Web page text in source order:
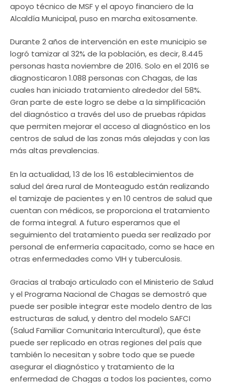
apoyo técnico de MSF y el apoyo financiero de la
Alcaldía Municipal, puso en marcha exitosamente.
Durante 2 años de intervención en este municipio se
logró tamizar al 32% de la población, es decir, 8.445
personas hasta noviembre de 2016. Solo en el 2016 se
diagnosticaron 1.088 personas con Chagas, de las
cuales han iniciado tratamiento alrededor del 58%.
Gran parte de este logro se debe a la simplificación
del diagnóstico a través del uso de pruebas rápidas
que permiten mejorar el acceso al diagnóstico en los
centros de salud de las zonas más alejadas y con las
más altas prevalencias.
En la actualidad, 13 de los 16 establecimientos de
salud del área rural de Monteagudo están realizando
el tamizaje de pacientes y en 10 centros de salud que
cuentan con médicos, se proporciona el tratamiento
de forma integral. A futuro esperamos que el
seguimiento del tratamiento pueda ser realizado por
personal de enfermería capacitado, como se hace en
otras enfermedades como VIH y tuberculosis.
Gracias al trabajo articulado con el Ministerio de Salud
y el Programa Nacional de Chagas se demostró que
puede ser posible integrar este modelo dentro de las
estructuras de salud, y dentro del modelo SAFCI
(Salud Familiar Comunitaria Intercultural), que éste
puede ser replicado en otras regiones del país que
también lo necesitan y sobre todo que se puede
asegurar el diagnóstico y tratamiento de la
enfermedad de Chagas a todos los pacientes, como